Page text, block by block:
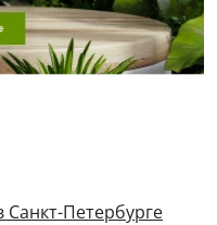
Петербурге